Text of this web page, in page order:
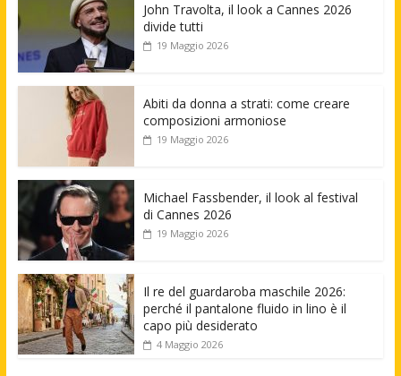
John Travolta, il look a Cannes 2026
divide tutti
19 Maggio 2026
Abiti da donna a strati: come creare
composizioni armoniose
19 Maggio 2026
Michael Fassbender, il look al festival
di Cannes 2026
19 Maggio 2026
Il re del guardaroba maschile 2026:
perché il pantalone fluido in lino è il
capo più desiderato
4 Maggio 2026